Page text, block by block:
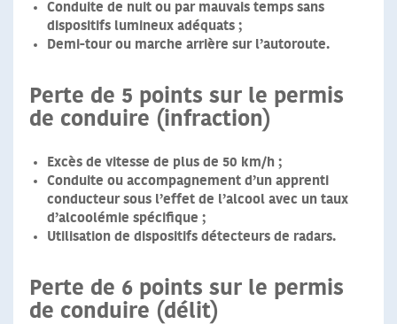
Conduite de nuit ou par mauvais temps sans
dispositifs lumineux adéquats ;
Demi-tour ou marche arrière sur l’autoroute.
Perte de 5 points sur le permis
de conduire (infraction)
Excès de vitesse de plus de 50 km/h ;
Conduite ou accompagnement d’un apprenti
conducteur sous l’effet de l’alcool avec un taux
d’alcoolémie spécifique ;
Utilisation de dispositifs détecteurs de radars.
Perte de 6 points sur le permis
de conduire (délit)